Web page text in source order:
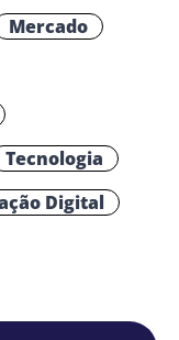
Mercado
Tecnologia
Digital